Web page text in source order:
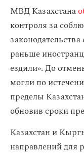
МВД Казахстана
контроля за
раньше
ездили». До
могли по
пределы
обновив сроки
Казахстан и
направлений для